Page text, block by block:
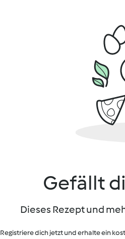
Gefällt
Dieses Rezept und
Registriere dich jetzt und erhalte ein